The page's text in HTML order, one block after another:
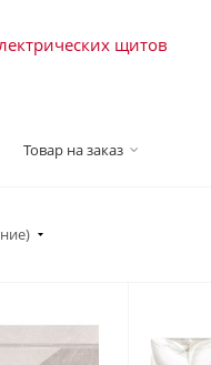
щитов
Товар на заказ